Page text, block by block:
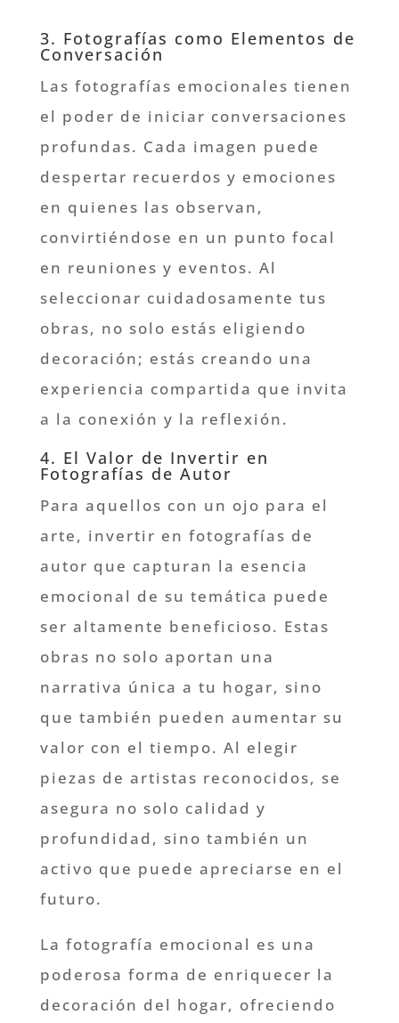
3. Fotografías como Elementos de
Conversación
Las fotografías emocionales tienen
el poder de iniciar conversaciones
profundas. Cada imagen puede
despertar recuerdos y emociones
en quienes las observan,
convirtiéndose en un punto focal
en reuniones y eventos. Al
seleccionar cuidadosamente tus
obras, no solo estás eligiendo
decoración; estás creando una
experiencia compartida que invita
a la conexión y la reflexión.
4. El Valor de Invertir en
Fotografías de Autor
Para aquellos con un ojo para el
arte, invertir en fotografías de
autor que capturan la esencia
emocional de su temática puede
ser altamente beneficioso. Estas
obras no solo aportan una
narrativa única a tu hogar, sino
que también pueden aumentar su
valor con el tiempo. Al elegir
piezas de artistas reconocidos, se
asegura no solo calidad y
profundidad, sino también un
activo que puede apreciarse en el
futuro.
La fotografía emocional es una
poderosa forma de enriquecer la
decoración del hogar, ofreciendo